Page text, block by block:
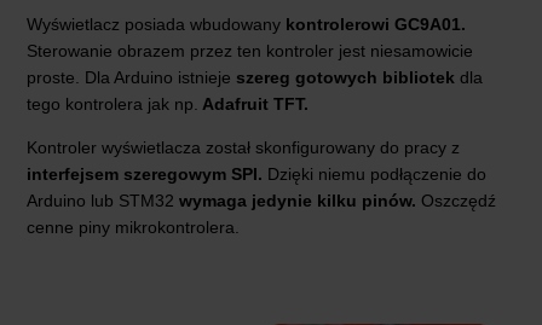
Wyświetlacz posiada wbudowany kontrolerowi GC9A01.
Sterowanie obrazem przez ten kontroler jest niesamowicie
proste. Dla Arduino istnieje szereg gotowych bibliotek dla
tego kontrolera jak np. Adafruit TFT.
Kontroler wyświetlacza został skonfigurowany do pracy z
interfejsem szeregowym SPI. Dzięki niemu podłączenie do
Arduino lub STM32 wymaga jedynie kilku pinów. Oszczędź
cenne piny mikrokontrolera.